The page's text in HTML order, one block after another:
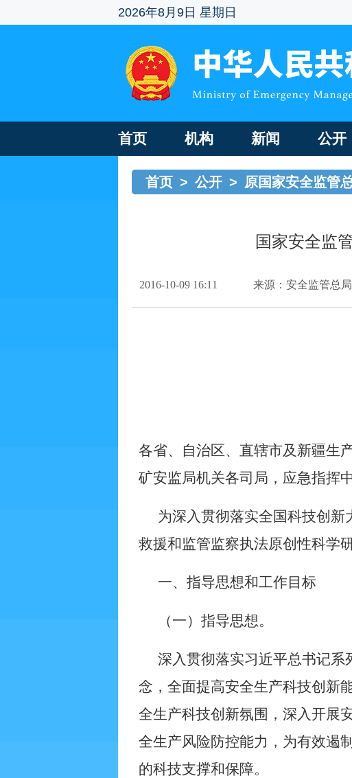
2026年8月9日 星期日
首页 机构 新闻 公开
首页 > 公开 > 原国家安全监管
国家安全监
2016-10-09 16:11 来源：安全监管总
各省、自治区、直辖市及新疆生
矿安监局机关各司局，应急指挥
为深入贯彻落实全国科技创
救援和监管监察执法原创性科学
一、指导思想和工作目标
（一）指导思想。
深入贯彻落实习近平总书记
念，全面提高安全生产科技创新
全生产科技创新氛围，深入开展
全生产风险防控能力，为有效遏
的科技支撑和保障。